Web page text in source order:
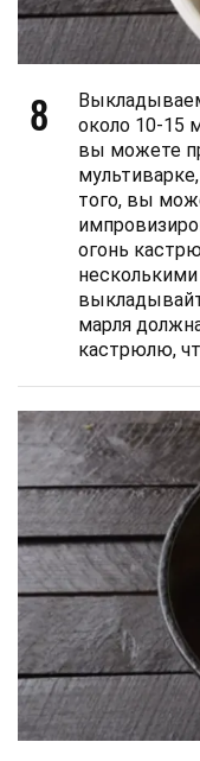
8
около 10-15
вы можете
того, вы
огонь
марля
кастрюлю,